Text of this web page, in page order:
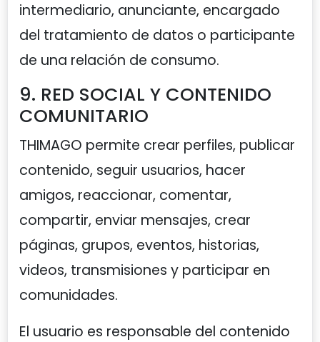
intermediario, anunciante, encargado
del tratamiento de datos o participante
de una relación de consumo.
9. RED SOCIAL Y CONTENIDO
COMUNITARIO
THIMAGO permite crear perfiles, publicar
contenido, seguir usuarios, hacer
amigos, reaccionar, comentar,
compartir, enviar mensajes, crear
páginas, grupos, eventos, historias,
videos, transmisiones y participar en
comunidades.
El usuario es responsable del contenido